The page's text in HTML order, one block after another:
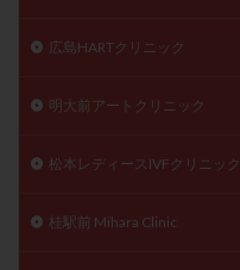
広島HARTクリニック
明大前アートクリニック
松本レディースIVFクリニック
桂駅前 Mihara Clinic